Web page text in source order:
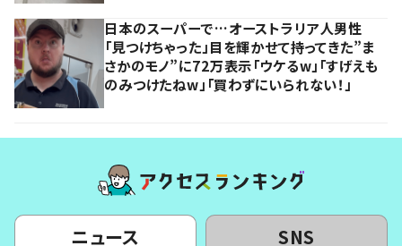
日本のスーパーで…オーストラリア人男性
「見つけちゃった」目を輝かせて持ってきた”ま
さかのモノ”に72万表示「ウケるw」「すげえも
のみつけたねw」「買わずにいられない！」
ニュース SNS